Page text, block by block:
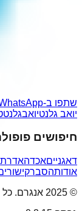
שתפו ב-WhatsApp
יואב גלנטיואבגלנט
חיפושים
דאגנייםאכד
אודותהסבר
© 2025 אנגרם. כל הזכויות שמורות.